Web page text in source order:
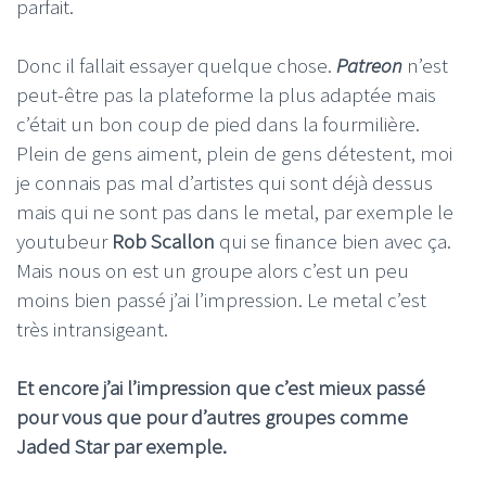
parfait.
Donc il fallait essayer quelque chose. Patreon n’est
peut-être pas la plateforme la plus adaptée mais
c’était un bon coup de pied dans la fourmilière.
Plein de gens aiment, plein de gens détestent, moi
je connais pas mal d’artistes qui sont déjà dessus
mais qui ne sont pas dans le metal, par exemple le
youtubeur Rob Scallon qui se finance bien avec ça.
Mais nous on est un groupe alors c’est un peu
moins bien passé j’ai l’impression. Le metal c’est
très intransigeant.
Et encore j’ai l’impression que c’est mieux passé
pour vous que pour d’autres groupes comme
Jaded Star par exemple.